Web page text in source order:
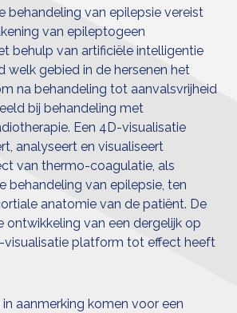
behandeling van epilepsie vereist
van epileptogeen
behulp van artificiële intelligentie
welk gebied in de hersenen het
na behandeling tot aanvalsvrijheid
bij behandeling met
Een 4D-visualisatie
analyseert en visualiseert
van thermo-coagulatie, als
behandeling van epilepsie, ten
anatomie van de patiënt. De
ontwikkeling van een dergelijk op
visualisatie platform tot effect heeft
aanmerking komen voor een